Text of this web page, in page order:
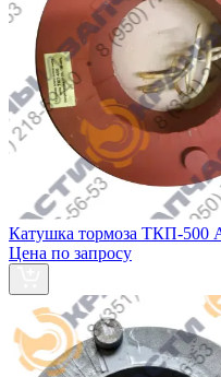
Катушка тормоза ТКП-500
Цена по запросу